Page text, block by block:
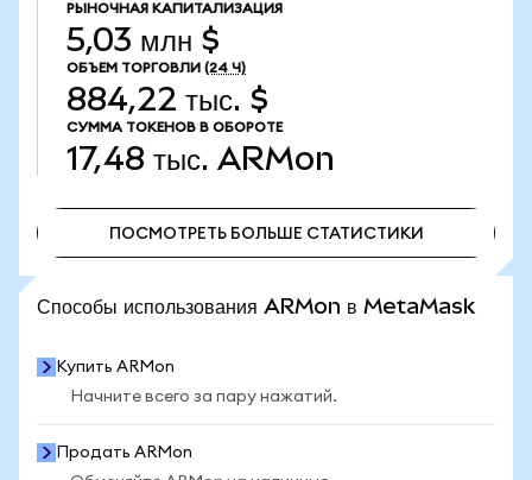
РЫНОЧНАЯ КАПИТАЛИЗАЦИЯ
5,03 млн $
ОБЪЕМ ТОРГОВЛИ (24 Ч)
884,22 тыс. $
СУММА ТОКЕНОВ В ОБОРОТЕ
17,48 тыс. ARMon
ПОСМОТРЕТЬ БОЛЬШЕ СТАТИСТИКИ
Способы использования ARMon в MetaMask
Купить ARMon
Начните всего за пару нажатий.
Продать ARMon